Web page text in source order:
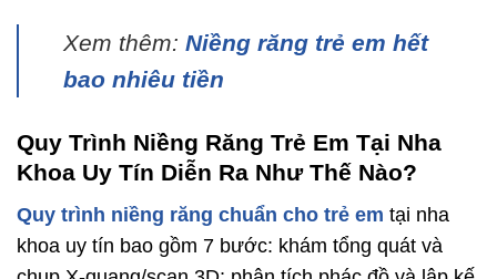
Xem thêm: Niềng răng trẻ em hết
bao nhiêu tiền
Quy Trình Niềng Răng Trẻ Em Tại Nha
Khoa Uy Tín Diễn Ra Như Thế Nào?
Quy trình niềng răng chuẩn cho trẻ em tại nha
khoa uy tín bao gồm 7 bước: khám tổng quát và